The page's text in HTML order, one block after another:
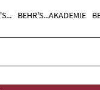
BEHR'S...AKADEMIE